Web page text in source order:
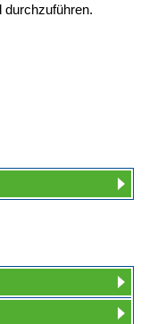
durchzuführen.